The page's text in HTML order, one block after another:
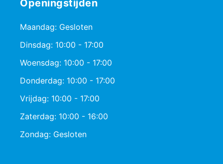
Openingstijden
Maandag: Gesloten
Dinsdag: 10:00 - 17:00
Woensdag: 10:00 - 17:00
Donderdag: 10:00 - 17:00
Vrijdag: 10:00 - 17:00
Zaterdag: 10:00 - 16:00
Zondag: Gesloten